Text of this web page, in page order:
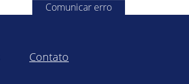
Comunicar erro
Contato